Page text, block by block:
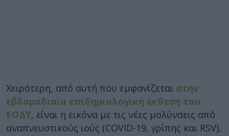
Χειρότερη, από αυτή που εμφανίζεται στην
εβδομαδιαία επιδημιολογική έκθεση του
ΕΟΔΥ, είναι η εικόνα με τις νέες μολύνσεις από
αναπνευστικούς ιούς (COVID-19, γρίπης και RSV),